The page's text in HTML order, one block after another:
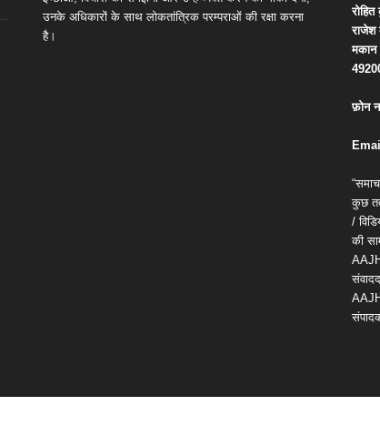
उनके अधिकारों के साथ लोकतांत्रिक परम्पराओं की रक्षा करना
है।
रोहित
राजेश
मकान
फ़ोन न
कुछ
/
की